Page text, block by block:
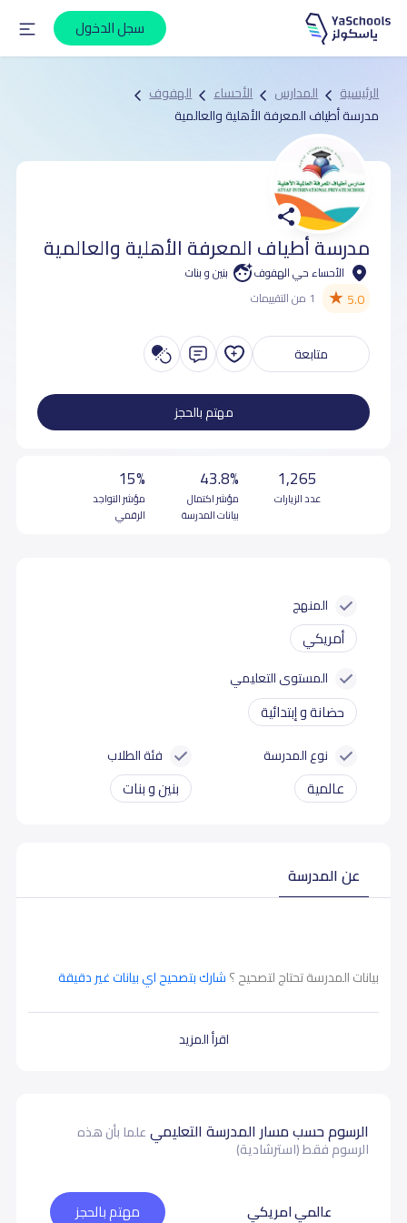
سجل الدخول
الرئيسية المدارس الأحساء
الهفوف
مدرسة أطياف المعرفة الأهلية والعالمية
مدرسة أطياف المعرفة الأهلية والعالمية
الأحساء حي الهفوف بنين و بنات
5.0
★ 1 من التقييمات
متابعة
مهتم بالحجز
1,265
عدد الزيارات
43.8%
مؤشر اكتمال
بيانات المدرسة
15%
مؤشر التواجد
الرقمي
المنهج
أمريكي
المستوى التعليمي
حضانة و إبتدائية
نوع المدرسة
عالمية
فئة الطلاب
بنين و بنات
عن المدرسة
اقرأ المزيد
بيانات المدرسة تحتاج لتصحيح ؟شارك بتصحيح اي بيانات غير دقيقة
الرسوم حسب مسار المدرسة التعليميعلما بأن هذه
الرسوم فقط (استرشادية)
عالمي امريكي مهتم بالحجز